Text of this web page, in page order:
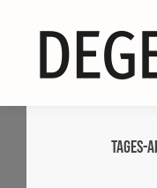
Tages-